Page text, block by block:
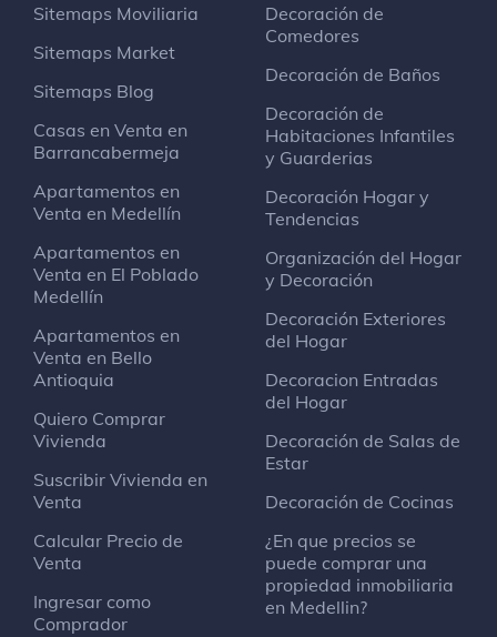
Centro Comercial Palacio Nacional
Cra 52 # 48-45
METRO - Estación Alpujarra
Estación de metro
Carrera 51
Torres de Bomboná
Apartamento o piso
METRO - Estación Parque Berrío
Estación de metro
Carrera 51
Centro Comercial San Antonio
Calle 47 # 45 - 87
Parque Berrío
Sitemaps Moviliaria
Sitemaps Market
Sitemaps Blog
Casas en Venta en
Barrancabermeja
Apartamentos en
Venta en Medellín
Apartamentos en
Venta en El Poblado
Medellín
Apartamentos en
Venta en Bello
Antioquia
Quiero Comprar
Vivienda
Suscribir Vivienda en
Venta
Calcular Precio de
Venta
Ingresar como
Comprador
Decoración de
Comedores
Decoración de Baños
Decoración de
Habitaciones Infantiles
y Guarderias
Decoración Hogar y
Tendencias
Organización del Hogar
y Decoración
Decoración Exteriores
del Hogar
Decoracion Entradas
del Hogar
Decoración de Salas de
Estar
Decoración de Cocinas
¿En que precios se
puede comprar una
propiedad inmobiliaria
en Medellin?